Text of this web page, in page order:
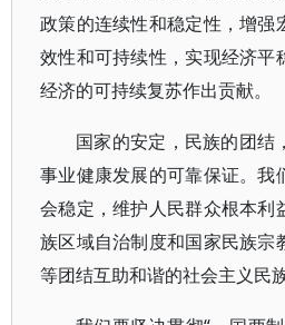
政策的连续性和稳定性，增强
效性和可持续性，实现经济平
经济的可持续复苏作出贡献。
国家的安定，民族的团结
事业健康发展的可靠保证。我
会稳定，维护人民群众根本利
族区域自治制度和国家民族宗
等团结互助和谐的社会主义民族